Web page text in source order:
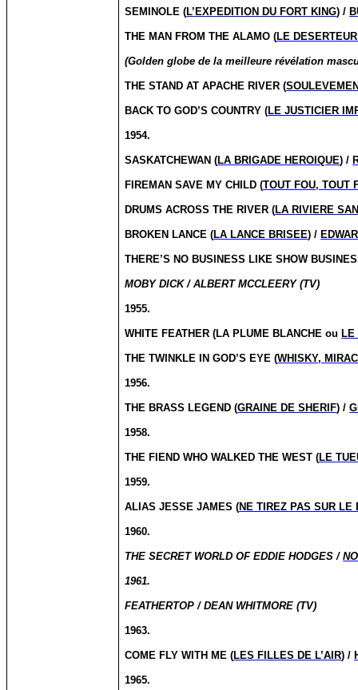
SEMINOLE (L’EXPEDITION DU FORT KING) /
THE MAN FROM THE ALAMO (LE
(Golden globe de la meilleure révélation
THE STAND AT APACHE RIVER (
BACK TO GOD’S COUNTRY (LE JUSTICIER
1954.
SASKATCHEWAN (LA BRIGADE HEROIQUE) /
FIREMAN SAVE MY CHILD (TOUT FOU, TOUT
DRUMS ACROSS THE RIVER (LA RIVIERE
BROKEN LANCE (LA LANCE BRISEE) /
THERE’S NO BUSINESS LIKE SHOW
MOBY DICK / ALBERT MCCLEERY (TV)
1955.
WHITE FEATHER (LA PLUME BLANCHE ou LE
THE TWINKLE IN GOD’S EYE (WHISKY,
1956.
THE BRASS LEGEND (GRAINE DE SHERIF) /
1958.
THE FIEND WHO WALKED THE WEST (LE
1959.
ALIAS JESSE JAMES (NE TIREZ PAS SUR LE
1960.
THE SECRET WORLD OF EDDIE HODGES /
1961.
FEATHERTOP / DEAN WHITMORE (TV)
1963.
COME FLY WITH ME (LES FILLES DE L’AIR) /
1965.